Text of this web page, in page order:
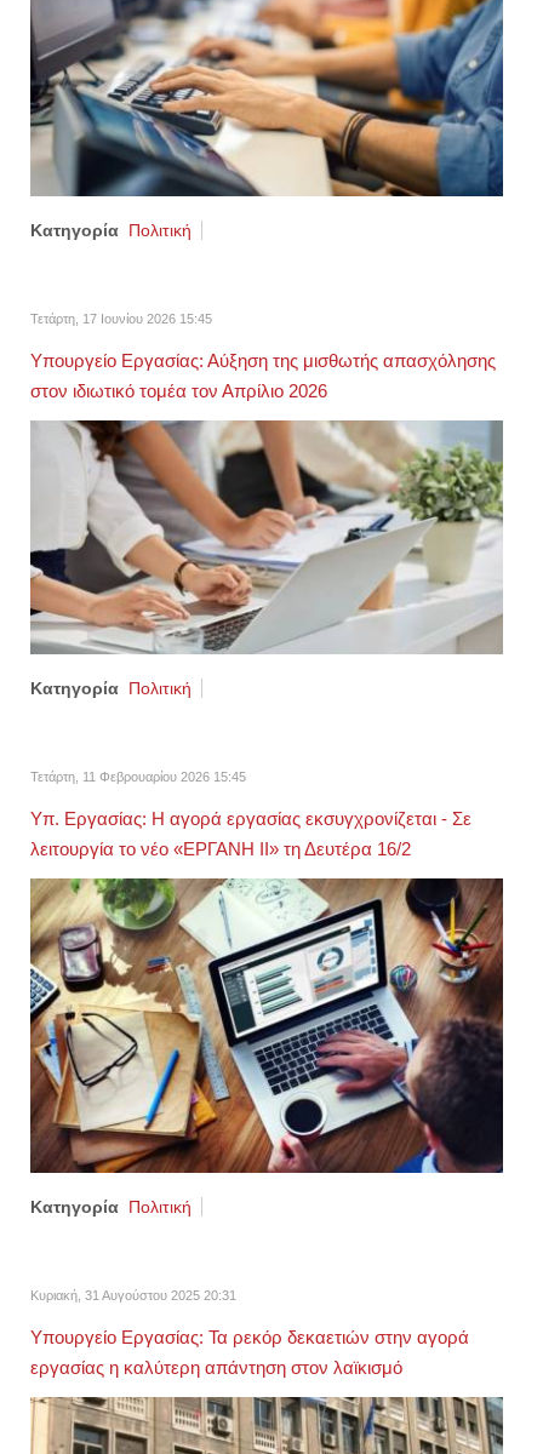
Κατηγορία Πολιτική
Τετάρτη, 17 Ιουνίου 2026 15:45
Υπουργείο Εργασίας: Αύξηση της μισθωτής απασχόλησης
στον ιδιωτικό τομέα τον Απρίλιο 2026
Κατηγορία Πολιτική
Τετάρτη, 11 Φεβρουαρίου 2026 15:45
Υπ. Εργασίας: Η αγορά εργασίας εκσυγχρονίζεται - Σε
λειτουργία το νέο «ΕΡΓΑΝΗ ΙΙ» τη Δευτέρα 16/2
Κατηγορία Πολιτική
Κυριακή, 31 Αυγούστου 2025 20:31
Υπουργείο Εργασίας: Τα ρεκόρ δεκαετιών στην αγορά
εργασίας η καλύτερη απάντηση στον λαϊκισμό